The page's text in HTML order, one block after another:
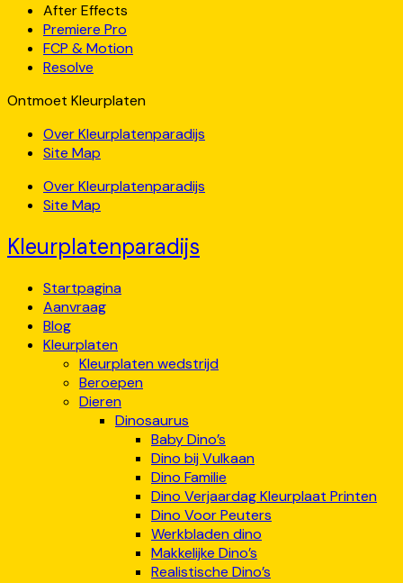
After Effects
Premiere Pro
FCP & Motion
Resolve
Ontmoet Kleurplaten
Over Kleurplatenparadijs
Site Map
Over Kleurplatenparadijs
Site Map
Kleurplatenparadijs
Startpagina
Aanvraag
Blog
Kleurplaten
Kleurplaten wedstrijd
Beroepen
Dieren
Dinosaurus
Baby Dino’s
Dino bij Vulkaan
Dino Familie
Dino Verjaardag Kleurplaat Printen
Dino Voor Peuters
Werkbladen dino
Makkelijke Dino’s
Realistische Dino’s